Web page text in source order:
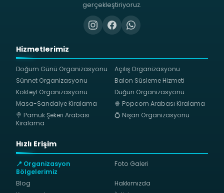
gerçekleştiriyoruz.
Hizmetlerimiz
Doğum Günü Organizasyonu
Açılış Organizasyonu
Sünnet Organizasyonu
Balon Süsleme Hizmeti
Kokteyl Organizasyonu
Düğün Organizasyonu
Masa-Sandalye Kiralama
🍿 Popcorn Arabası Kiralama
🍭 Pamuk Şekeri Arabası
Kiralama
💍 Nişan Organizasyonu
Hızlı Erişim
📍 Organizasyon
Bölgelerimiz
Foto Galeri
Blog
Hakkımızda